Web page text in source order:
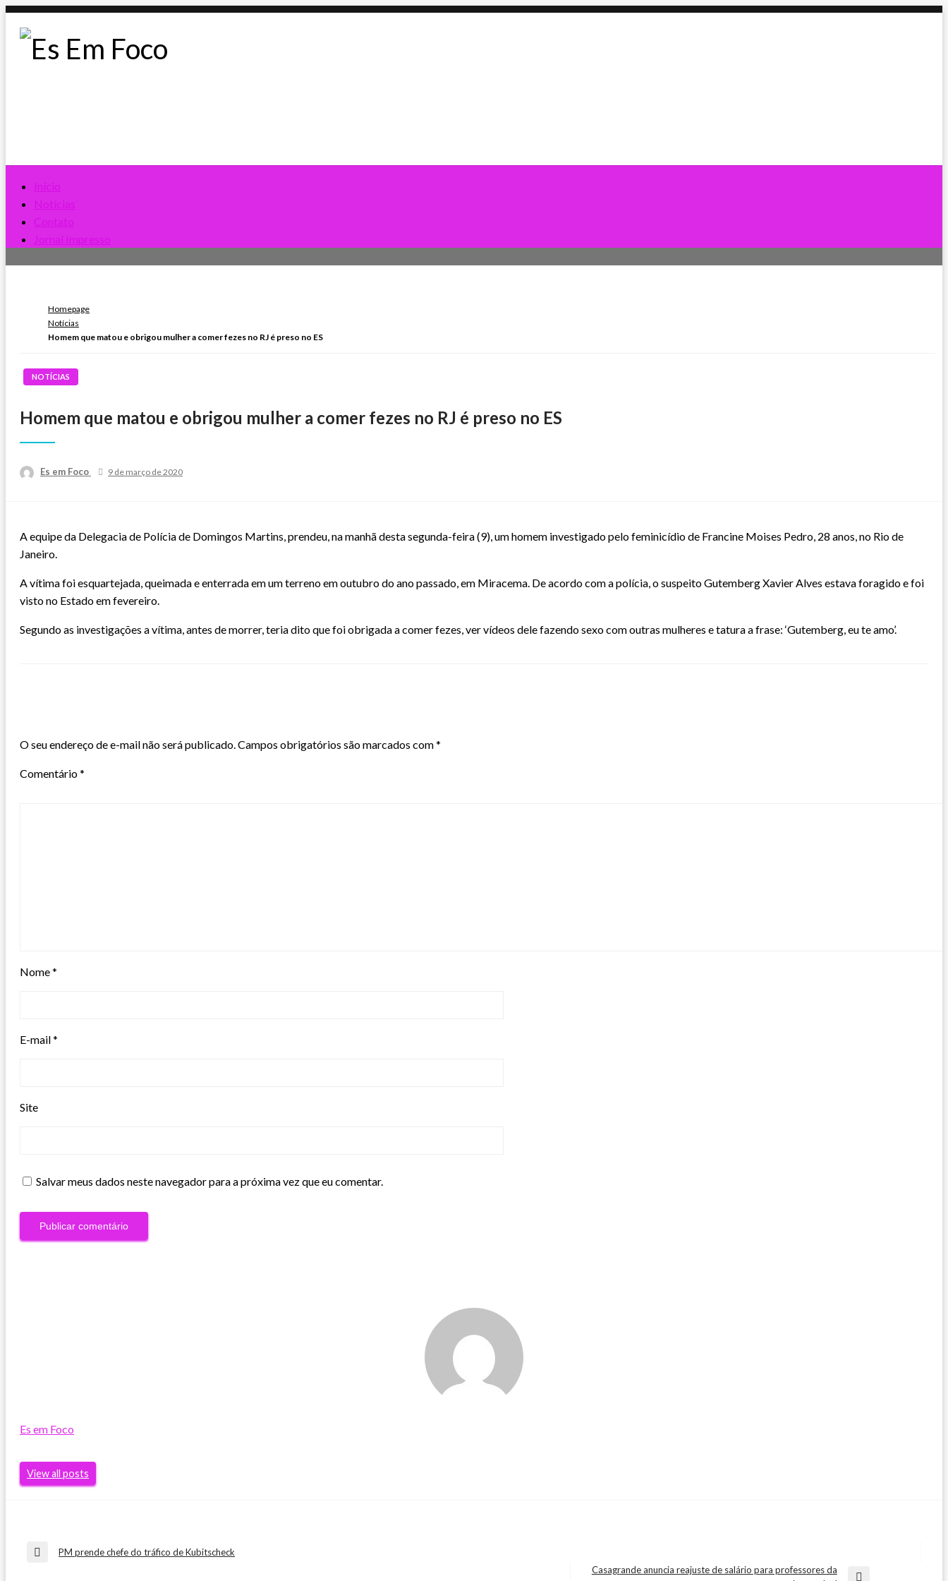
Skip
content
Início
Notícias
Contato
Jornal Impresso
Homepage
Notícias
Homem que matou e obrigou mulher a comer fezes no RJ é preso no ES
NOTÍCIAS
Homem que matou e obrigou mulher a comer fezes no RJ é preso no ES
Es em Foco
Posted
9 de março de 2020
A equipe da Delegacia de Polícia de Domingos Martins, prendeu, na manhã desta segunda-feira (9), um homem investigado pelo feminicídio de Francine Moises Pedro, 28 anos, no Rio de
Janeiro.
A vítima foi esquartejada, queimada e enterrada em um terreno em outubro do ano passado, em Miracema. De acordo com a polícia, o suspeito Gutemberg Xavier Alves estava foragido e foi
visto no Estado em fevereiro.
Segundo as investigações a vítima, antes de morrer, teria dito que foi obrigada a comer fezes, ver vídeos dele fazendo sexo com outras mulheres e tatura a frase: ‘Gutemberg, eu te amo’.
O seu endereço de e-mail não será publicado. Campos obrigatórios são marcados com*
Comentário*
Nome*
E-mail*
Site
Salvar meus dados neste navegador para a próxima vez que eu comentar.
Es em Foco
View all posts
Navegação
Previous
PM prende chefe do tráfico de Kubitscheck
Casagrande anuncia reajuste de salário para professores da